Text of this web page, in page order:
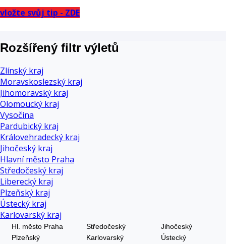
vložte svůj tip - ZDE
Rozšířený filtr výletů
Zlínský kraj
Moravskoslezský kraj
Jihomoravský kraj
Olomoucký kraj
Vysočina
Pardubický kraj
Královehradecký kraj
Jihočeský kraj
Hlavní město Praha
Středočeský kraj
Liberecký kraj
Plzeňský kraj
Ústecký kraj
Karlovarský kraj
Hl. město Praha Středočeský
Jihočeský
Plzeňský
Karlovarský
Ústecký